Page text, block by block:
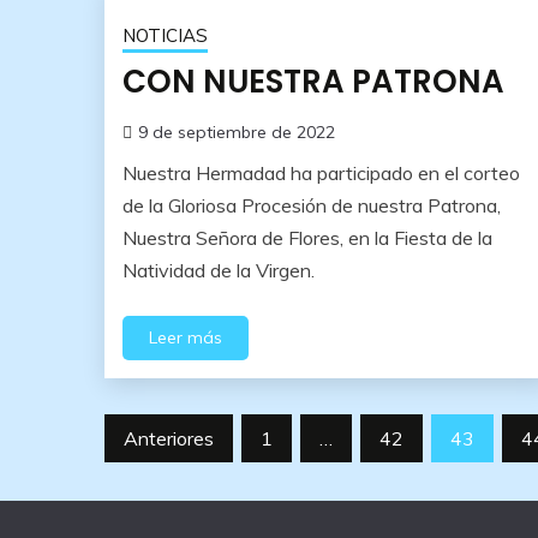
NOTICIAS
CON NUESTRA PATRONA
9 de septiembre de 2022
Nuestra Hermadad ha participado en el corteo
de la Gloriosa Procesión de nuestra Patrona,
Nuestra Señora de Flores, en la Fiesta de la
Natividad de la Virgen.
Leer más
Paginación
Anteriores 1 … 42 43